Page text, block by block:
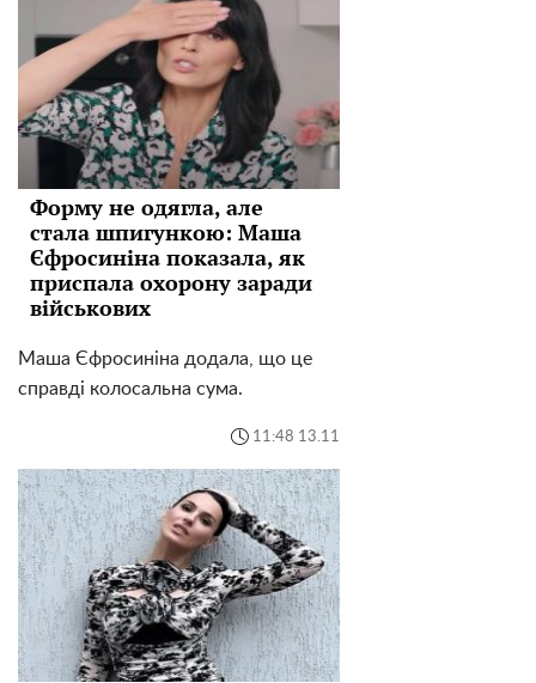
Форму не одягла, але
стала шпигункою: Маша
Єфросиніна показала, як
приспала охорону заради
військових
Маша Єфросиніна додала, що це
справді колосальна сума.
11:48 13.11